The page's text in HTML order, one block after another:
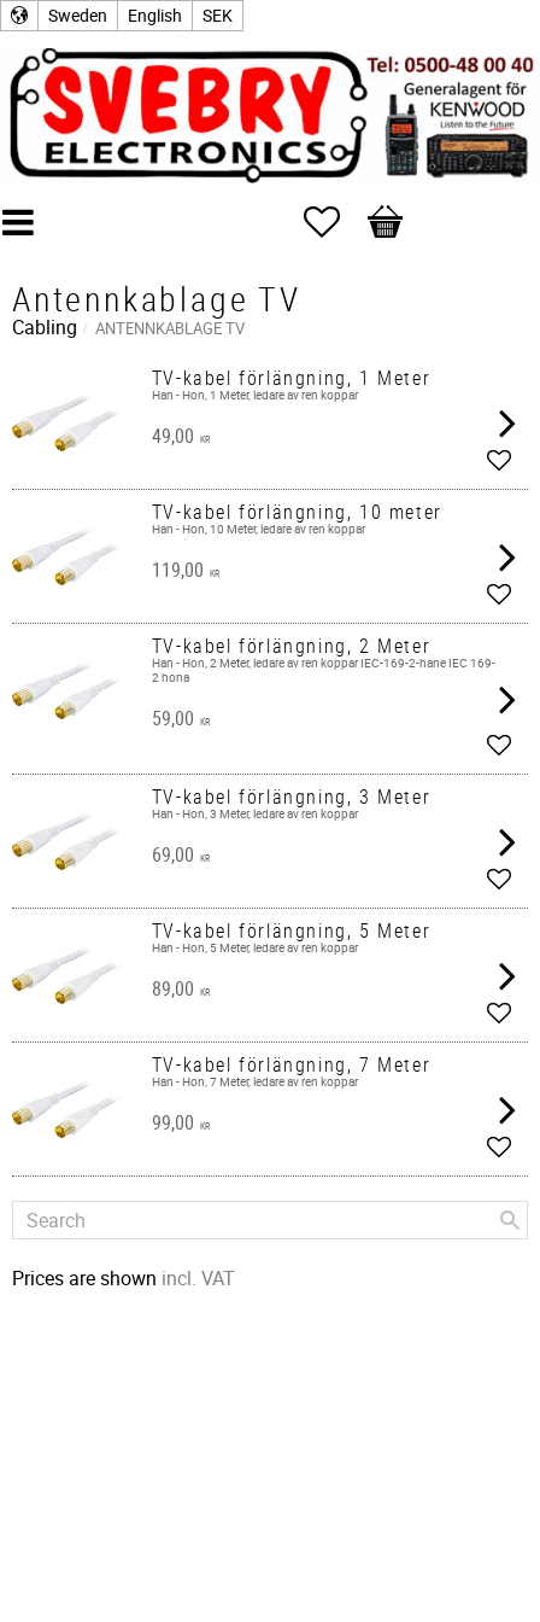
Sweden English SEK
Favorites
Basket
Antennkablage TV
Cabling ANTENNKABLAGE TV
TV-kabel förlängning, 1 Meter
Han - Hon, 1 Meter, ledare av ren koppar
49,00 KR
Add
TV-kabel förlängning, 10 meter
Han - Hon, 10 Meter, ledare av ren koppar
119,00 KR
Add
TV-kabel förlängning, 2 Meter
Han - Hon, 2 Meter, ledare av ren koppar IEC-169-2-hane IEC 169-
2 hona
59,00 KR
Add
TV-kabel förlängning, 3 Meter
Han - Hon, 3 Meter, ledare av ren koppar
69,00 KR
Add
TV-kabel förlängning, 5 Meter
Han - Hon, 5 Meter, ledare av ren koppar
89,00 KR
Add
TV-kabel förlängning, 7 Meter
Han - Hon, 7 Meter, ledare av ren koppar
99,00 KR
Add
Prices are shown incl. VAT